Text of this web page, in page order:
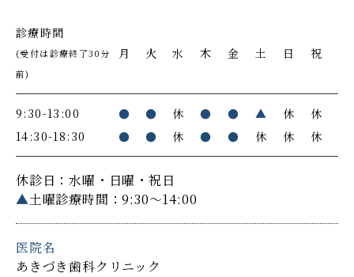
診療時間
(受付は診療終了30分
前)
月 火 水 木 金 土 日 祝
9:30-13:00 ● ● 休 ● ● ▲ 休
休
14:30-18:30
● ● 休 ● ● 休 休 休
休診日：水曜・日曜・祝日
▲土曜診療時間：9:30～14:00
医院名
あきづき歯科クリニック